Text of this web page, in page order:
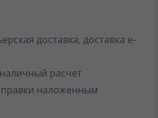
доставка, доставка е-
расчет
наложенным